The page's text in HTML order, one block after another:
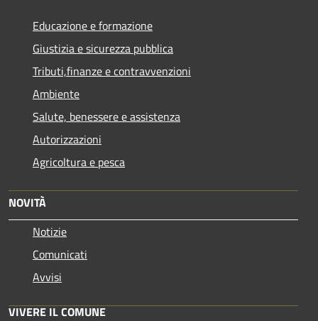
Educazione e formazione
Giustizia e sicurezza pubblica
Tributi,finanze e contravvenzioni
Ambiente
Salute, benessere e assistenza
Autorizzazioni
Agricoltura e pesca
NOVITÀ
Notizie
Comunicati
Avvisi
VIVERE IL COMUNE